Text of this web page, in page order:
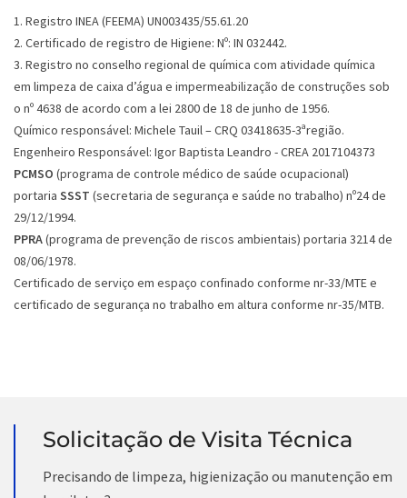
1. Registro INEA (FEEMA) UN003435/55.61.20
2. Certificado de registro de Higiene: Nº: IN 032442.
3. Registro no conselho regional de química com atividade química
em limpeza de caixa d’água e impermeabilização de construções sob
o nº 4638 de acordo com a lei 2800 de 18 de junho de 1956.
Químico responsável: Michele Tauil – CRQ 03418635-3ªregião.
Engenheiro Responsável: Igor Baptista Leandro - CREA 2017104373
PCMSO (programa de controle médico de saúde ocupacional)
portaria SSST (secretaria de segurança e saúde no trabalho) nº24 de
29/12/1994.
PPRA(programa de prevenção de riscos ambientais) portaria 3214 de
08/06/1978.
Certificado de serviço em espaço confinado conforme nr-33/MTE e
certificado de segurança no trabalho em altura conforme nr-35/MTB.
Solicitação de Visita Técnica
Precisando de limpeza, higienização ou manutenção em